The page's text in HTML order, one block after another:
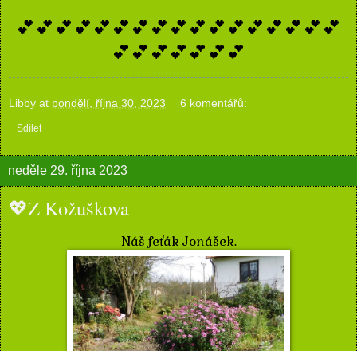
💕💕💕💕💕💕💕💕💕💕💕💕💕💕💕💕💕
💕💕💕💕💕💕💕
Libby at pondělí, října 30, 2023 6 komentářů:
Sdílet
neděle 29. října 2023
💖Z Kožuškova
Náš feťák Jonášek.